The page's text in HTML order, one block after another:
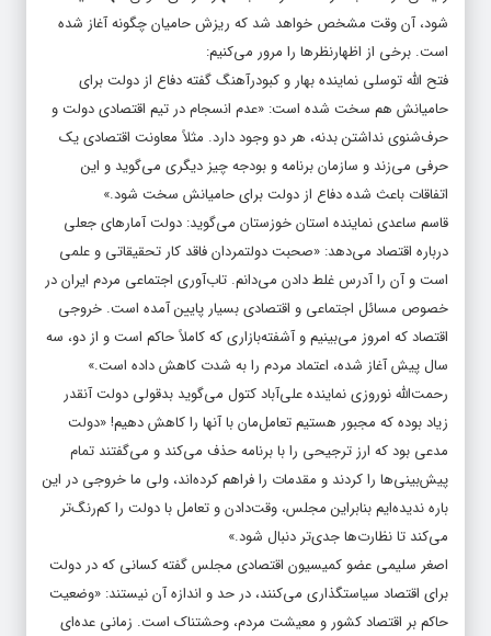
شود، آن وقت مشخص خواهد شد که ریزش حامیان چگونه آغاز شده
است. برخی از اظهارنظرها را مرور می‌کنیم:
فتح الله توسلی نماینده بهار و کبودرآهنگ گفته دفاع از دولت برای
حامیانش هم سخت شده است: «عدم انسجام در تیم اقتصادی دولت و
حرف‌شنوی نداشتن بدنه، هر دو وجود دارد. مثلاً معاونت اقتصادی یک
حرفی می‌زند و سازمان برنامه و بودجه چیز دیگری می‌گوید و این
اتفاقات باعث شده دفاع از دولت برای حامیانش سخت شود.»
قاسم ساعدی نماینده استان خوزستان می‌گوید: دولت آمارهای جعلی
درباره اقتصاد می‌دهد: «صحبت‌ دولتمردان فاقد کار تحقیقاتی و علمی
است و آن را آدرس غلط دادن می‌دانم. تاب‌آوری اجتماعی مردم ایران در
خصوص مسائل اجتماعی و اقتصادی بسیار پایین آمده است. خروجی
اقتصاد که امروز می‌بینیم و آشفته‌بازاری که کاملاً حاکم است و از دو، سه
سال پیش آغاز شده، اعتماد مردم را به شدت کاهش داده است.»
رحمت‌الله نوروزی نماینده علی‌آباد کتول می‌گوید بدقولی دولت آنقدر
زیاد بوده که مجبور هستیم تعامل‌مان با آنها را کاهش دهیم! «دولت
مدعی بود که ارز ترجیحی را با برنامه حذف می‌کند و می‌گفتند تمام
پیش‌بینی‌ها را کردند و مقدمات را فراهم کرده‌اند، ولی ما خروجی در این
باره ندیده‌ایم بنابراین مجلس، وقت‌دادن و تعامل با دولت را کم‌رنگ‌تر
می‌کند تا نظارت‌ها جدی‌تر دنبال شود.»
اصغر سلیمی عضو کمیسیون اقتصادی مجلس گفته کسانی که در دولت
برای اقتصاد سیاستگذاری می‌کنند، در حد و اندازه آن نیستند: «وضعیت
حاکم بر اقتصاد کشور و معیشت مردم، وحشتناک است. زمانی عده‌ای